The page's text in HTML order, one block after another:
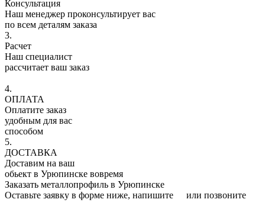
Консультация
Наш менеджер проконсультирует вас
по всем деталям заказа
3.
Расчет
Наш специалист
рассчитает ваш заказ
4.
ОПЛАТА
Оплатите заказ
удобным для вас
способом
5.
ДОСТАВКА
Доставим на ваш
обьект в Урюпинске вовремя
Заказать металлопрофиль в Урюпинске
Оставьте заявку в форме ниже, напишите
или позвоните